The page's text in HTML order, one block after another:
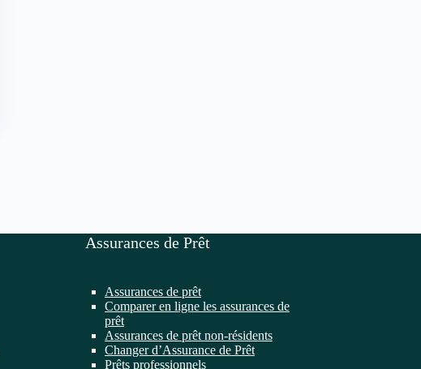
Assurances de Prêt
Assurances de prêt
Comparer en ligne les assurances de
prêt
Assurances de prêt non-résidents
Changer d’Assurance de Prêt
Prêts professionnels